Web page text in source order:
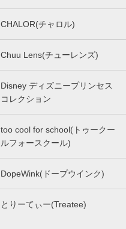
CHALOR(チャロル)
Chuu Lens(チューレンズ)
Disney ディズニープリンセス
コレクション
too cool for school(トゥークー
ルフォースクール)
DopeWink(ドープウインク)
とりーてぃー(Treatee)